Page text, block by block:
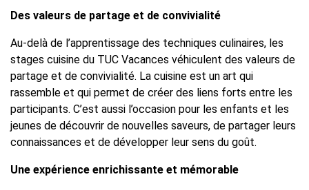
Des valeurs de partage et de convivialité
Au-delà de l’apprentissage des techniques culinaires, les
stages cuisine du TUC Vacances véhiculent des valeurs de
partage et de convivialité. La cuisine est un art qui
rassemble et qui permet de créer des liens forts entre les
participants. C’est aussi l’occasion pour les enfants et les
jeunes de découvrir de nouvelles saveurs, de partager leurs
connaissances et de développer leur sens du goût.
Une expérience enrichissante et mémorable